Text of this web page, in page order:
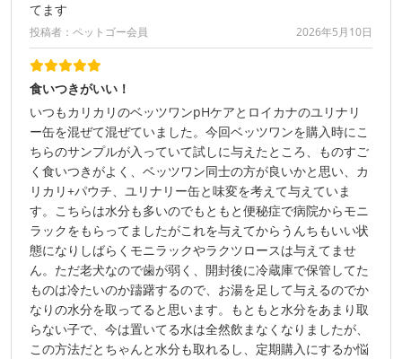
てます
投稿者：ペットゴー会員 2026年5月10日
食いつきがいい！
いつもカリカリのベッツワンpHケアとロイカナのユリナリ
ー缶を混ぜて混ぜていました。今回ベッツワンを購入時にこ
ちらのサンプルが入っていて試しに与えたところ、ものすご
く食いつきがよく、ベッツワン同士の方が良いかと思い、カ
リカリ+パウチ、ユリナリー缶と味変を考えて与えていま
す。こちらは水分も多いのでもともと便秘症で病院からモニ
ラックをもらってましたがこれを与えてからうんちもいい状
態になりしばらくモニラックやラクツロースは与えてませ
ん。ただ老犬なので歯が弱く、開封後に冷蔵庫で保管してた
ものは冷たいのか躊躇するので、お湯を足して与えるのでか
なりの水分を取ってると思います。もともと水分をあまり取
らない子で、今は置いてる水は全然飲まなくなりましたが、
この方法だとちゃんと水分も取れるし、定期購入にするか悩